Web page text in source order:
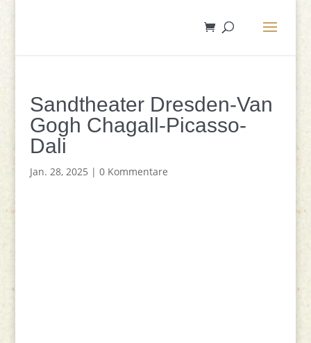
Sandtheater Dresden-Van
Gogh Chagall-Picasso-
Dali
Jan. 28, 2025 | 0 Kommentare